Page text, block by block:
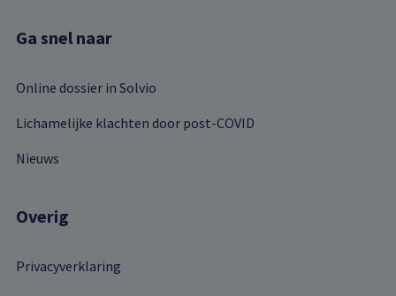
Ga snel naar
Online dossier in Solvio
Lichamelijke klachten door post-COVID
Nieuws
Overig
Privacyverklaring